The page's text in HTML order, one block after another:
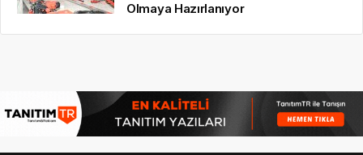
Olmaya Hazırlanıyor